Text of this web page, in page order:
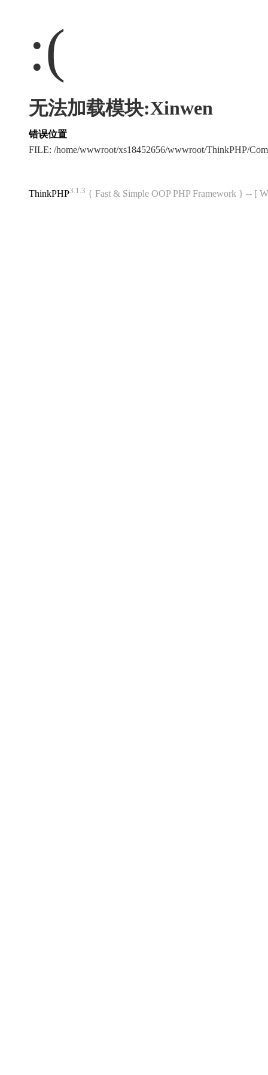
:(
无法加载模块:Xinwen
错误位置
FILE: /home/wwwroot/xs18452656/wwwroot/ThinkPHP/
ThinkPHP3.1.3 { Fast & Simple OOP PHP Framework } -- [